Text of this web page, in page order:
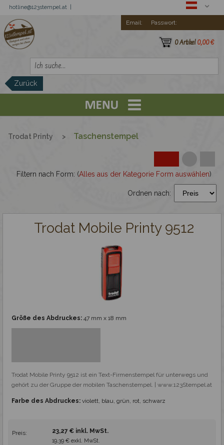
hotline@123stempel.at |
Email: Passwort:
0 Artikel0,00 €
Zurück
Trodat Printy
Printy Datumstempel mit Text
Taschenstempel
Spezialstempel
Fertigstempel
Zubehör
Trodat Printy > Taschenstempel
Filtern nach Form: (Alles aus der Kategorie Form auswählen)
Ordnen nach:
Trodat Mobile Printy 9512
Größe des Abdruckes: 47 mm x 18 mm
Trodat Mobile Printy 9512 ist ein Text-Firmenstempel für unterwegs und
gehört zu der Gruppe der mobilen Taschenstempel. | www.123Stempel.at
Farbe des Abdruckes: violett, blau, grün, rot, schwarz
Preis: 23,27 € inkl. MwSt.
19,39 € exkl. MwSt.